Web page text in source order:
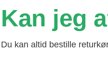
Kan jeg
Du kan altid bestille